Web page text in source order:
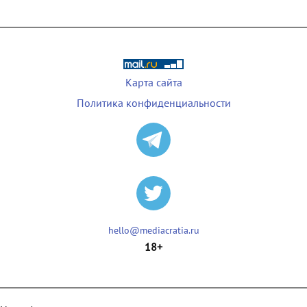
Карта сайта
Политика конфиденциальности
hello@mediacratia.ru
18+